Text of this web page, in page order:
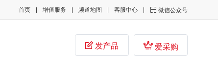
 微信公众号
客服中心
频道地图
增值服务
首页
 爱采购
 发产品